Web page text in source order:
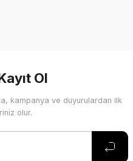
Ol
kampanya ve duyurulardan ilk
olur.